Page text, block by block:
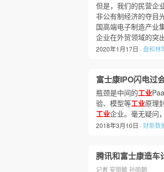
但是，我们的民营企
非公有制经济的夺目
国高端电子制造产业
企业在外贸领域的
2020年1月17日 ·盘和林
富士康IPO闪电过
瓶颈是中间的工业
验、模型等工业原理
工业企业。毫无疑问
2018年3月10日 · 财新数
腾讯和富士康造车
记者 安丽敏 孙丽朝